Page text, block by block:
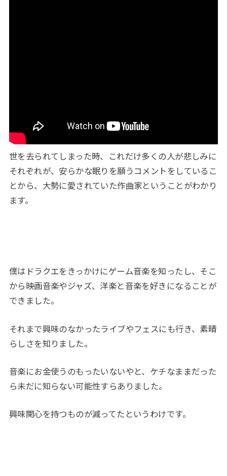
世を去られてしまった時、これだけ多くの人が悲しみに
それぞれが、安らかな眠りを願うコメントをしているこ
とから、大勢に愛されていた作曲家ということがわかり
ます。
僕はドラクエをきっかけにゲーム音楽を知ったし、そこ
から映画音楽やジャズ、洋楽と音楽を好きになることが
できました。
それまで興味のなかったライブやフェスにも行き、素晴
らしさを知りました。
音楽にお金使うのもったいないやと、ケチなままだった
ら未だに知らない可能性すらありました。
興味関心を持つものが減ってたというわけです。